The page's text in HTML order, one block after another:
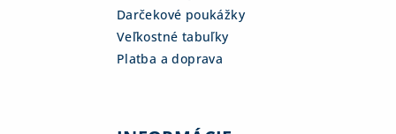
Darčekové poukážky
Veľkostné tabuľky
Platba a doprava